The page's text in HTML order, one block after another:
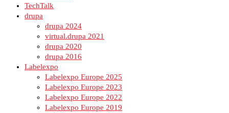
TechTalk
drupa
drupa 2024
virtual.drupa 2021
drupa 2020
drupa 2016
Labelexpo
Labelexpo Europe 2025
Labelexpo Europe 2023
Labelexpo Europe 2022
Labelexpo Europe 2019